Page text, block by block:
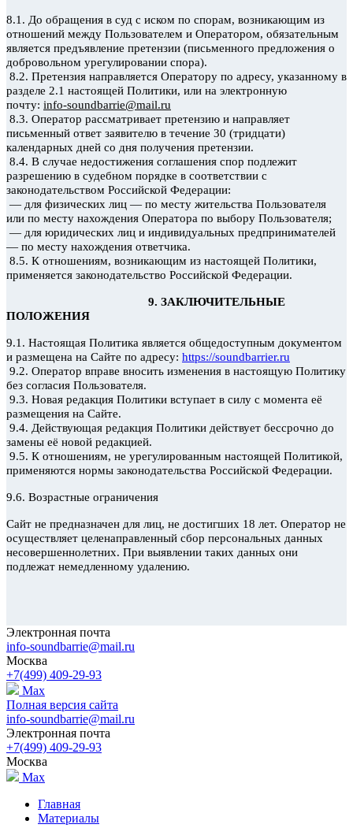
8.1. До обращения в суд с иском по спорам, возникающим из
отношений между Пользователем и Оператором, обязательным
является предъявление претензии (письменного предложения о
добровольном урегулировании спора).
8.2. Претензия направляется Оператору по адресу, указанному в
разделе 2.1 настоящей Политики, или на электронную
почту: info-soundbarrie@mail.ru
8.3. Оператор рассматривает претензию и направляет
письменный ответ заявителю в течение 30 (тридцати)
календарных дней со дня получения претензии.
8.4. В случае недостижения соглашения спор подлежит
разрешению в судебном порядке в соответствии с
законодательством Российской Федерации:
— для физических лиц — по месту жительства Пользователя
или по месту нахождения Оператора по выбору Пользователя;
— для юридических лиц и индивидуальных предпринимателей
— по месту нахождения ответчика.
8.5. К отношениям, возникающим из настоящей Политики,
применяется законодательство Российской Федерации.
9. ЗАКЛЮЧИТЕЛЬНЫЕ
ПОЛОЖЕНИЯ
9.1. Настоящая Политика является общедоступным документом
и размещена на Сайте по адресу: https://soundbarrier.ru
9.2. Оператор вправе вносить изменения в настоящую Политику
без согласия Пользователя.
9.3. Новая редакция Политики вступает в силу с момента её
размещения на Сайте.
9.4. Действующая редакция Политики действует бессрочно до
замены её новой редакцией.
9.5. К отношениям, не урегулированным настоящей Политикой,
применяются нормы законодательства Российской Федерации.
9.6. Возрастные ограничения
Сайт не предназначен для лиц, не достигших 18 лет. Оператор не
осуществляет целенаправленный сбор персональных данных
несовершеннолетних. При выявлении таких данных они
подлежат немедленному удалению.
Электронная почта
info-soundbarrie@mail.ru
Москва
+7(499) 409-29-93
Max
Полная версия сайта
info-soundbarrie@mail.ru
Электронная почта
+7(499) 409-29-93
Москва
Max
Главная
Материалы